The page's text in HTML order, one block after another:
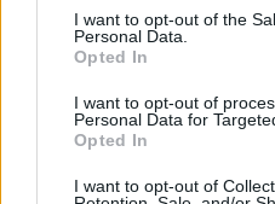
consent section.
I want to opt-out of the
Personal Data.
Opted In
I want to opt-out of
Personal Data for
Opted In
I want to opt-out of
műemlékfelújítás műemlék
Történelmi táj, amelynek
megújul a tatai Angolkert
A projekt részeként